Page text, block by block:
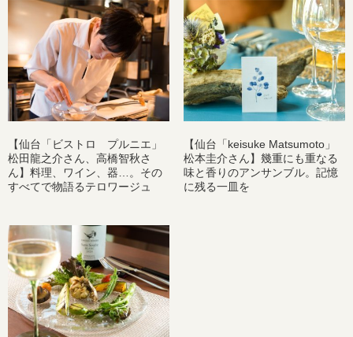
【仙台「ビストロ プルニエ」
松田龍之介さん、高橋智秋さ
ん】料理、ワイン、器…。その
すべてで物語るテロワージュ
【仙台「keisuke Matsumoto」
松本圭介さん】幾重にも重なる
味と香りのアンサンブル。記憶
に残る一皿を